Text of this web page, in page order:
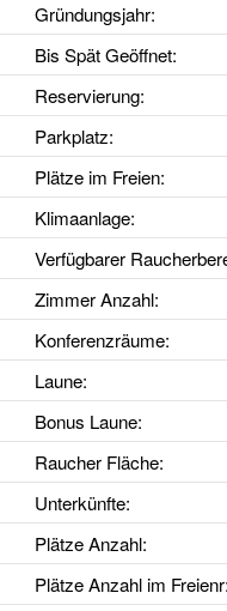
Gründungsjahr:
Bis Spät Geöffnet:
Reservierung:
Parkplatz:
Plätze im Freien:
Klimaanlage:
Verfügbarer
Zimmer Anzahl:
Konferenzräume:
Laune:
Bonus Laune:
Raucher Fläche:
Unterkünfte:
Plätze Anzahl:
Plätze Anzahl im Freienr: